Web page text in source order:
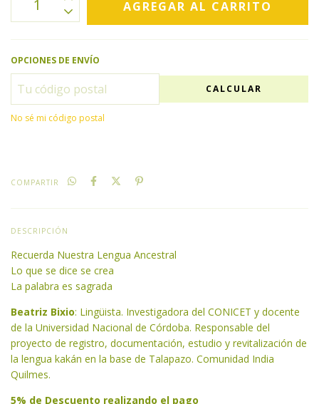
OPCIONES DE ENVÍO
CALCULAR
No sé mi código postal
COMPARTIR
DESCRIPCIÓN
Recuerda Nuestra Lengua Ancestral
Lo que se dice se crea
La palabra es sagrada
Beatriz Bixio: Lingüista. Investigadora del CONICET y docente
de la Universidad Nacional de Córdoba. Responsable del
proyecto de registro, documentación, estudio y revitalización de
la lengua kakán en la base de Talapazo. Comunidad India
Quilmes.
5% de Descuento realizando el pago